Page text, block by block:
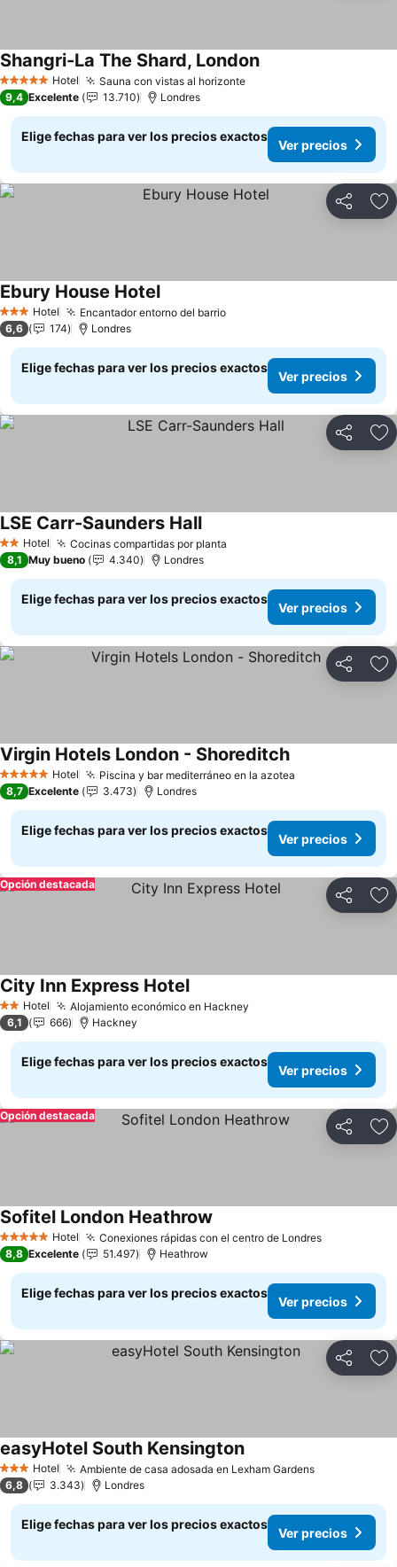
5 Estrellas Hotel Sauna con vistas al horizonte
Shangri-La The Shard, London
9,4 Excelente 13.710 Londres
Elige fechas para ver los precios exactos
Ver precios
Compartir
3 Estrellas
Hotel Encantador entorno del barrio
Ebury House Hotel
6,6 174 Londres
Elige fechas para ver los precios exactos
Ver precios
Compartir
2 Estrellas
Hotel Cocinas compartidas por planta
LSE Carr-Saunders Hall
8,1 Muy bueno 4.340 Londres
Elige fechas para ver los precios exactos
Ver precios
Compartir
5 Estrellas Hotel Piscina y bar mediterráneo en la azotea
Virgin Hotels London - Shoreditch
8,7 Excelente 3.473 Londres
Elige fechas para ver los precios exactos
Ver precios
Compartir
Opción destacada
2 Estrellas
Hotel Alojamiento económico en Hackney
City Inn Express Hotel
6,1 666 Hackney
Elige fechas para ver los precios exactos
Ver precios
Compartir
Opción destacada
5 Estrellas Hotel Conexiones rápidas con el centro de Londres
Sofitel London Heathrow
8,8 Excelente 51.497 Heathrow
Elige fechas para ver los precios exactos
Ver precios
Compartir
3 Estrellas
Hotel Ambiente de casa adosada en Lexham Gardens
easyHotel South Kensington
6,8 3.343 Londres
Elige fechas para ver los precios exactos
Ver precios